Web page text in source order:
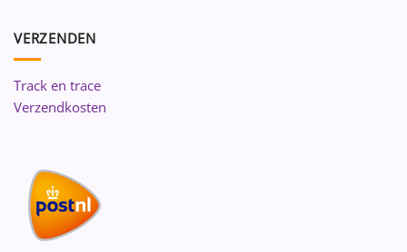
VERZENDEN
Track en trace
Verzendkosten